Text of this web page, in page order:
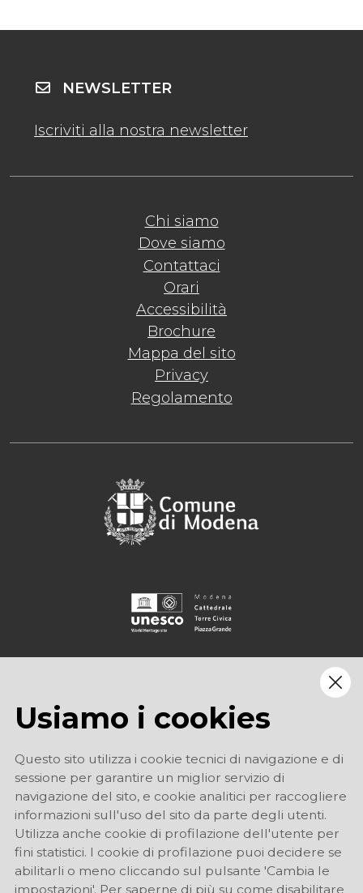
Chi siamo
Dove siamo
Contattaci
Orari
Accessibilità
Brochure
Mappa del sito
Privacy
Regolamento
NEWSLETTER
Iscriviti alla nostra newsletter
Usiamo i cookies
Questo sito utilizza i cookie tecnici di navigazione e di
sessione per garantire un miglior servizio di
navigazione del sito, e cookie analitici per raccogliere
informazioni sull'uso del sito da parte degli utenti.
Utilizza anche cookie di profilazione dell'utente per
fini statistici. I cookie di profilazione puoi decidere se
abilitarli o meno cliccando sul pulsante 'Cambia le
impostazioni'. Per saperne di più su come disabilitare